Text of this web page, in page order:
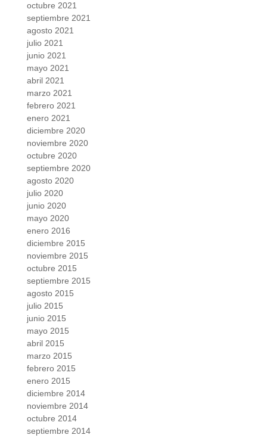
octubre 2021
septiembre 2021
agosto 2021
julio 2021
junio 2021
mayo 2021
abril 2021
marzo 2021
febrero 2021
enero 2021
diciembre 2020
noviembre 2020
octubre 2020
septiembre 2020
agosto 2020
julio 2020
junio 2020
mayo 2020
enero 2016
diciembre 2015
noviembre 2015
octubre 2015
septiembre 2015
agosto 2015
julio 2015
junio 2015
mayo 2015
abril 2015
marzo 2015
febrero 2015
enero 2015
diciembre 2014
noviembre 2014
octubre 2014
septiembre 2014